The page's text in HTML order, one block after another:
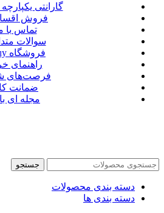
گارانتی
فروش
تماس با
سوالات
فروشگاه eBuy
راهنمای
فرصت‌های
ضمانت
مجله ای
جستجو
دسته بندی محصولات
دسته بندی ها